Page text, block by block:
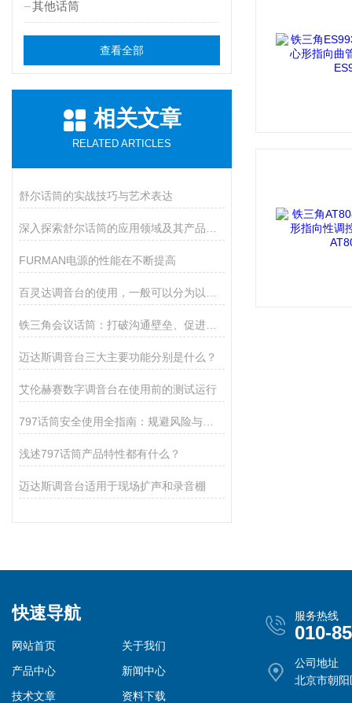
其他话筒
查看全部
相关文章
RELATED ARTICLES
舒尔话筒的实战技巧与艺术表达
FURMAN电源的性能在不断提高
迈达斯调音台三大主要功能分别是什么？
艾伦赫赛数字调音台在使用前的测试运行
浅述797话筒产品特性都有什么？
迈达斯调音台适用于现场扩声和录音棚
快速导航
网站首页
关于我们
产品中心
新闻中心
技术文章
资料下载
服务热线
010-
公司地址
北京市朝